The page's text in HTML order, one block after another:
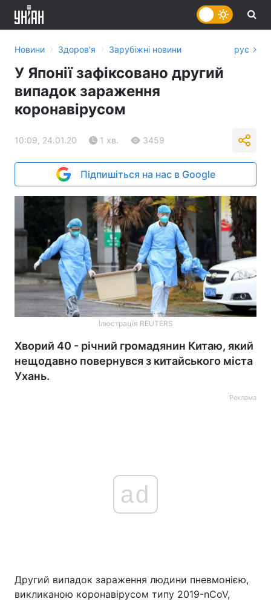
Головна Війна
Новини › Здоров'я › Зарубіжні новини рус
У Японії зафіксовано другий
випадок зараження
коронавірусом
10:09, 24.01.20 1 хв. 3459
Підпишіться на нас в Google
Ілюстрація REUTERS
Хворий 40 - річний громадянин Китаю, який
нещодавно повернувся з китайського міста
Ухань.
Реклама
ad
Другий випадок зараження людини пневмонією,
викликаною коронавірусом типу 2019-nCoV,